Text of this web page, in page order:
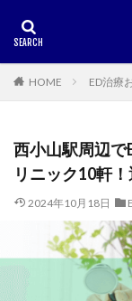
HOME ED治療
西小山駅周辺で
リニック10軒
2024年10月18日